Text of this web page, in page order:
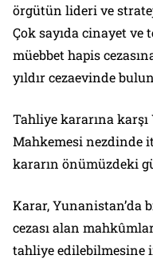
örgütün lideri ve
Çok sayıda cinayet ve
müebbet hapis
yıldır cezaevinde
Tahliye kararına
Mahkemesi nezdinde
kararın önümüzdeki
Karar, Yunanistan’da
cezası alan
tahliye edilebilmesine